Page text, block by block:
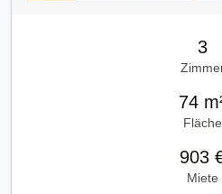
3
74
Fläche
903
Miete